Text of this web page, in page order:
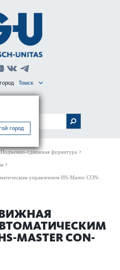
город
Томск
Подъемно-сдвижная фурнитура
управлением HS-Master CON­
MASTER CON­